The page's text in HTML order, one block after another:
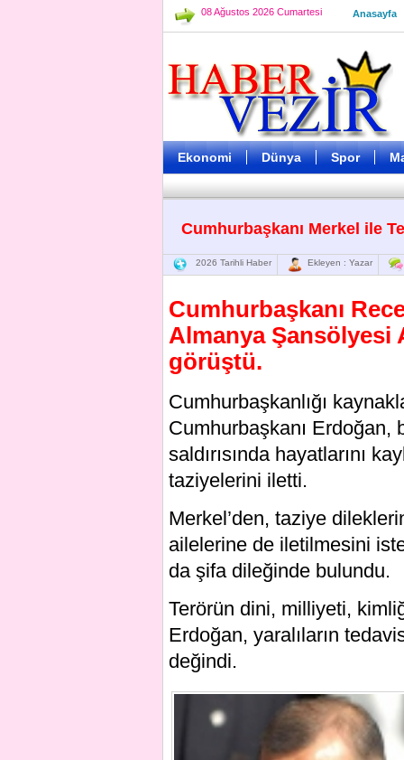
08 Ağustos 2026 Cumartesi Anasayfa
Ekonomi Dünya Spor
Cumhurbaşkanı Merkel ile
2026 Tarihli Haber Ekleyen : Yazar
Cumhurbaşkanı
Almanya Şansölyesi
görüştü.
Cumhurbaşkanlığı
Cumhurbaşkanı Erdoğan,
saldırısında hayatlarını
taziyelerini iletti.
Merkel’den, taziye
ailelerine de iletilmesini
da şifa dileğinde bulundu.
Terörün dini, milliyeti,
Erdoğan, yaralıların
değindi.